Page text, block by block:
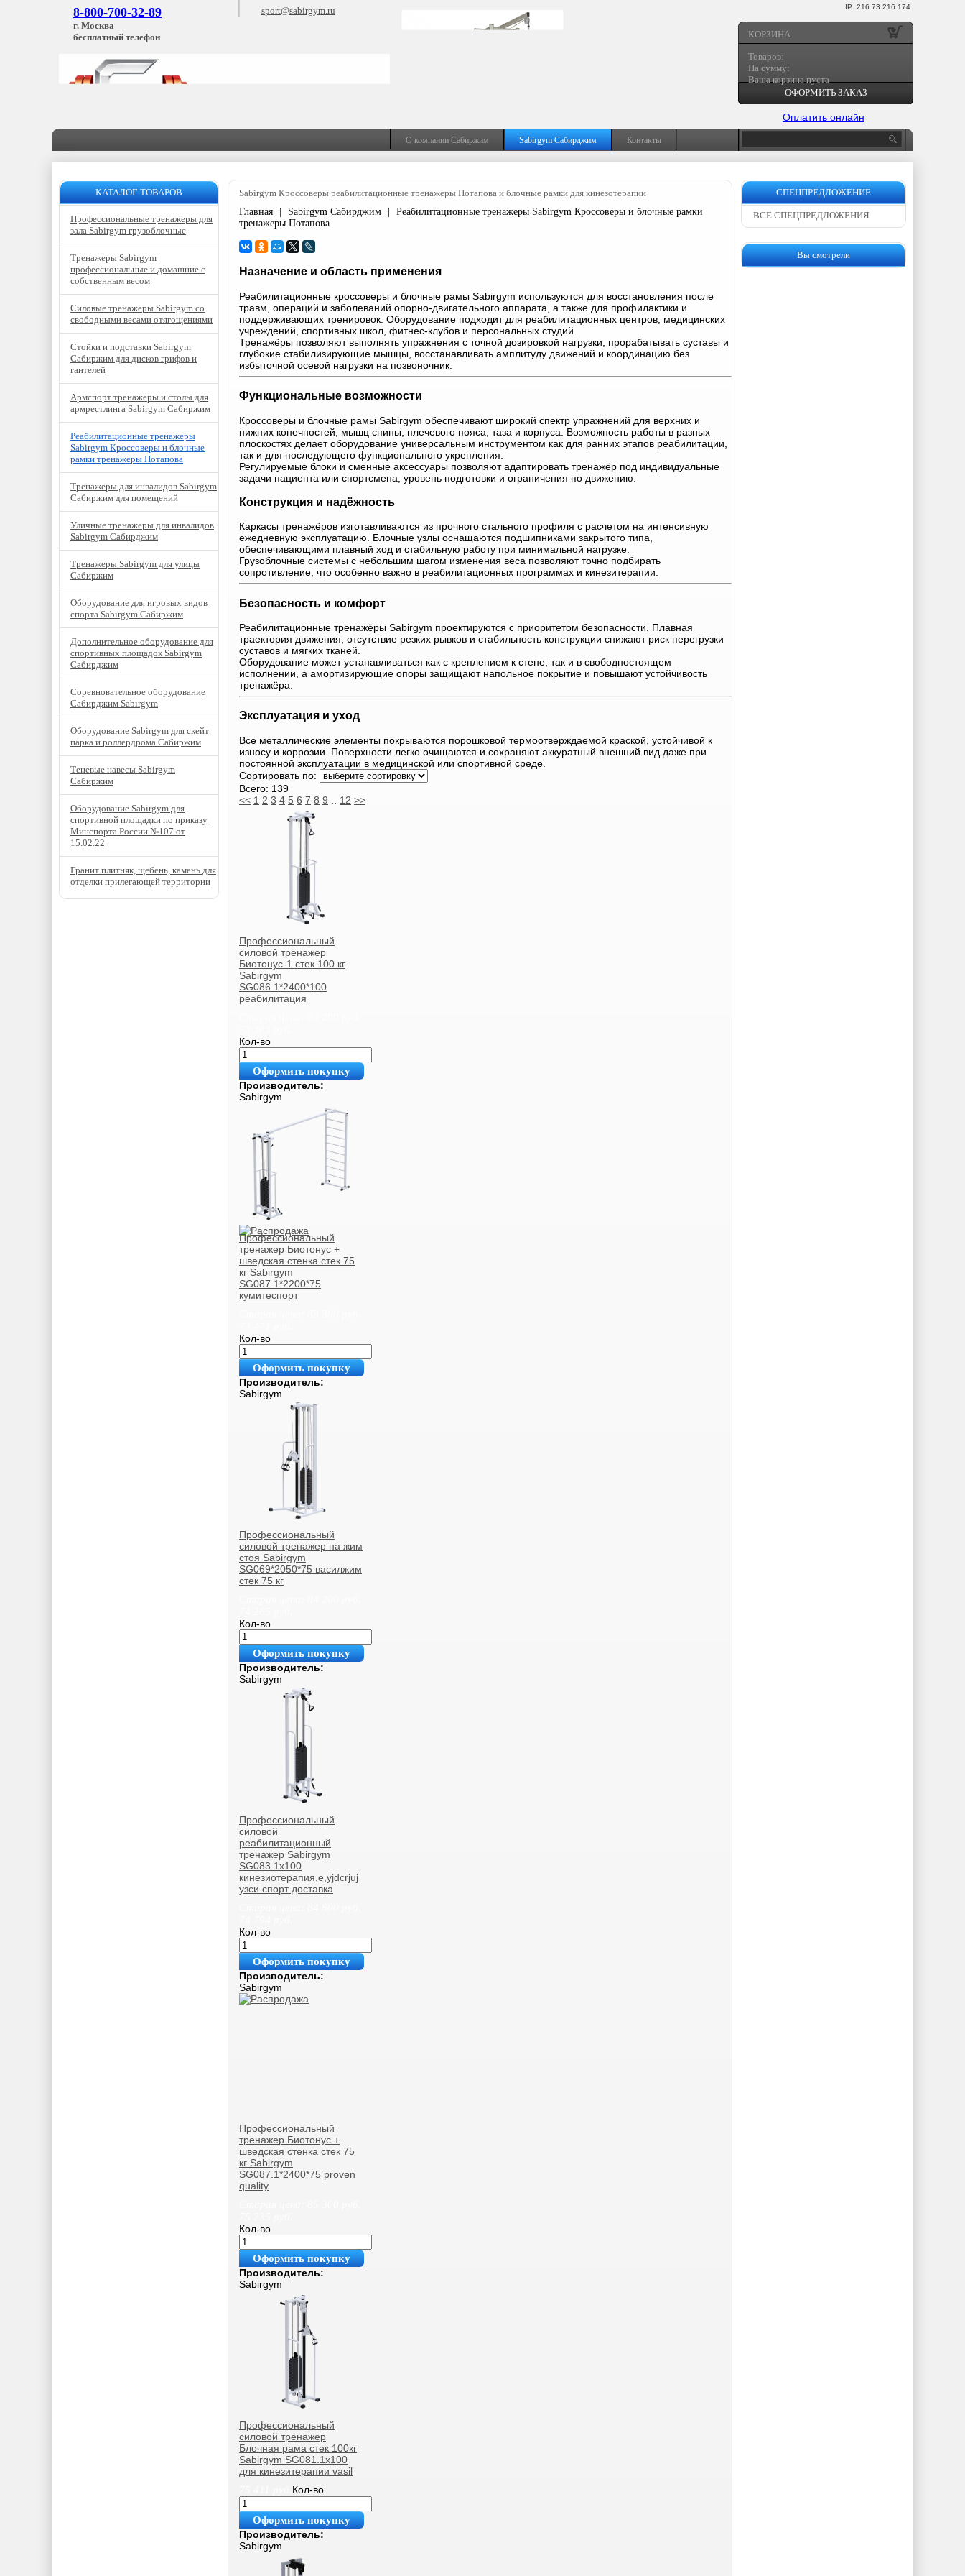
IP: 216.73.216.174
8-800-700-32-89
г. Москва
бесплатный телефон
sport@sabirgym.ru
КОРЗИНА
Товаров:
На сумму:
Ваша корзина пуста
ОФОРМИТЬ ЗАКАЗ
Оплатить онлайн
О компании Сабиржим Sabirgym Сабирджим Контакты
Sabirgym Кроссоверы реабилитационные тренажеры Потапова и блочные рамки для кинезотерапии
Главная
Sabirgym Сабирджим
Реабилитационные тренажеры Sabirgym Кроссоверы и блочные рамки
тренажеры Потапова
Назначение и область применения
Реабилитационные кроссоверы и блочные рамы Sabirgym используются для восстановления после
травм, операций и заболеваний опорно-двигательного аппарата, а также для профилактики и
поддерживающих тренировок. Оборудование подходит для реабилитационных центров, медицинских
учреждений, спортивных школ, фитнес-клубов и персональных студий.
Тренажёры позволяют выполнять упражнения с точной дозировкой нагрузки, прорабатывать суставы и
глубокие стабилизирующие мышцы, восстанавливать амплитуду движений и координацию без
избыточной осевой нагрузки на позвоночник.
Функциональные возможности
Кроссоверы и блочные рамы Sabirgym обеспечивают широкий спектр упражнений для верхних и
нижних конечностей, мышц спины, плечевого пояса, таза и корпуса. Возможность работы в разных
плоскостях делает оборудование универсальным инструментом как для ранних этапов реабилитации,
так и для последующего функционального укрепления.
Регулируемые блоки и сменные аксессуары позволяют адаптировать тренажёр под индивидуальные
задачи пациента или спортсмена, уровень подготовки и ограничения по движению.
Конструкция и надёжность
Каркасы тренажёров изготавливаются из прочного стального профиля с расчетом на интенсивную
ежедневную эксплуатацию. Блочные узлы оснащаются подшипниками закрытого типа,
обеспечивающими плавный ход и стабильную работу при минимальной нагрузке.
Грузоблочные системы с небольшим шагом изменения веса позволяют точно подбирать
сопротивление, что особенно важно в реабилитационных программах и кинезитерапии.
Безопасность и комфорт
Реабилитационные тренажёры Sabirgym проектируются с приоритетом безопасности. Плавная
траектория движения, отсутствие резких рывков и стабильность конструкции снижают риск перегрузки
суставов и мягких тканей.
Оборудование может устанавливаться как с креплением к стене, так и в свободностоящем
исполнении, а амортизирующие опоры защищают напольное покрытие и повышают устойчивость
тренажёра.
Эксплуатация и уход
Все металлические элементы покрываются порошковой термоотверждаемой краской, устойчивой к
износу и коррозии. Поверхности легко очищаются и сохраняют аккуратный внешний вид даже при
постоянной эксплуатации в медицинской или спортивной среде.
Сортировать по:
Всего: 139
<< 1 2 3 4 5 6 7 8 9 12 >>
Профессиональный
силовой тренажер
Биотонус-1 стек 100 кг
Sabirgym
SG086.1*2400*100
реабилитация
Кол-во
Оформить покупку
Производитель:
Sabirgym
Профессиональный
тренажер Биотонус +
шведская стенка стек 75
кг Sabirgym
SG087.1*2200*75
кумитеспорт
Кол-во
Оформить покупку
Производитель:
Sabirgym
Профессиональный
силовой тренажер на жим
стоя Sabirgym
SG069*2050*75 василжим
стек 75 кг
Кол-во
Оформить покупку
Производитель:
Sabirgym
Профессиональный
силовой
реабилитационный
тренажер Sabirgym
SG083.1х100
кинезиотерапия,e,yjdcrjuj
узси спорт доставка
Кол-во
Оформить покупку
Производитель:
Sabirgym
Профессиональный
тренажер Биотонус +
шведская стенка стек 75
кг Sabirgym
SG087.1*2400*75 proven
quality
Кол-во
Оформить покупку
Производитель:
Sabirgym
Профессиональный
силовой тренажер
Блочная рама стек 100кг
Sabirgym SG081.1х100
для кинезитерапии vasil
Кол-во
Оформить покупку
Производитель:
Sabirgym
КАТАЛОГ ТОВАРОВ
Профессиональные тренажеры для
зала Sabirgym грузоблочные
Тренажеры Sabirgym
профессиональные и домашние с
собственным весом
Силовые тренажеры Sabirgym со
свободными весами отягощениями
Стойки и подставки Sabirgym
Сабиржим для дисков грифов и
гантелей
Армспорт тренажеры и столы для
армрестлинга Sabirgym Сабиржим
Реабилитационные тренажеры
Sabirgym Кроссоверы и блочные
рамки тренажеры Потапова
Тренажеры для инвалидов Sabirgym
Сабиржим для помещений
Уличные тренажеры для инвалидов
Sabirgym Сабирджим
Тренажеры Sabirgym для улицы
Сабиржим
Оборудование для игровых видов
спорта Sabirgym Сабиржим
Дополнительное оборудование для
спортивных площадок Sabirgym
Сабирджим
Соревновательное оборудование
Сабирджим Sabirgym
Оборудование Sabirgym для скейт
парка и роллердрома Сабиржим
Теневые навесы Sabirgym
Сабиржим
Оборудование Sabirgym для
спортивной площадки по приказу
Минспорта России №107 от
15.02.22
Гранит плитняк, щебень, камень для
отделки прилегающей территории
СПЕЦПРЕДЛОЖЕНИЕ
ВСЕ СПЕЦПРЕДЛОЖЕНИЯ
Вы смотрели